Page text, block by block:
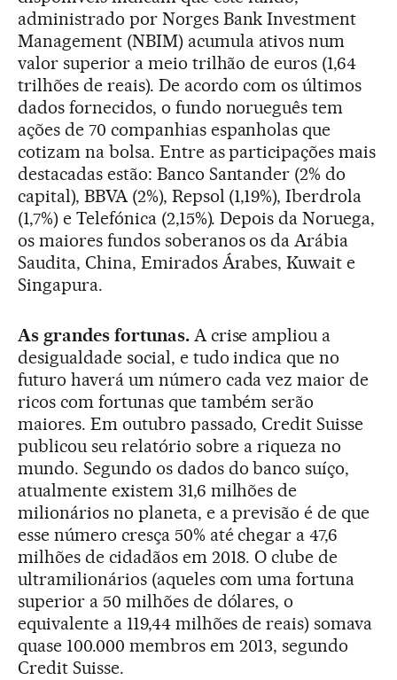
administrado por Norges Bank Investment
Management (NBIM) acumula ativos num
valor superior a meio trilhão de euros (1,64
trilhões de reais). De acordo com os últimos
dados fornecidos, o fundo norueguês tem
ações de 70 companhias espanholas que
cotizam na bolsa. Entre as participações mais
destacadas estão: Banco Santander (2% do
capital), BBVA (2%), Repsol (1,19%), Iberdrola
(1,7%) e Telefónica (2,15%). Depois da Noruega,
os maiores fundos soberanos os da Arábia
Saudita, China, Emirados Árabes, Kuwait e
Singapura.
As grandes fortunas. A crise ampliou a
desigualdade social, e tudo indica que no
futuro haverá um número cada vez maior de
ricos com fortunas que também serão
maiores. Em outubro passado, Credit Suisse
publicou seu relatório sobre a riqueza no
mundo. Segundo os dados do banco suíço,
atualmente existem 31,6 milhões de
milionários no planeta, e a previsão é de que
esse número cresça 50% até chegar a 47,6
milhões de cidadãos em 2018. O clube de
ultramilionários (aqueles com uma fortuna
superior a 50 milhões de dólares, o
equivalente a 119,44 milhões de reais) somava
quase 100.000 membros em 2013, segundo
Credit Suisse.